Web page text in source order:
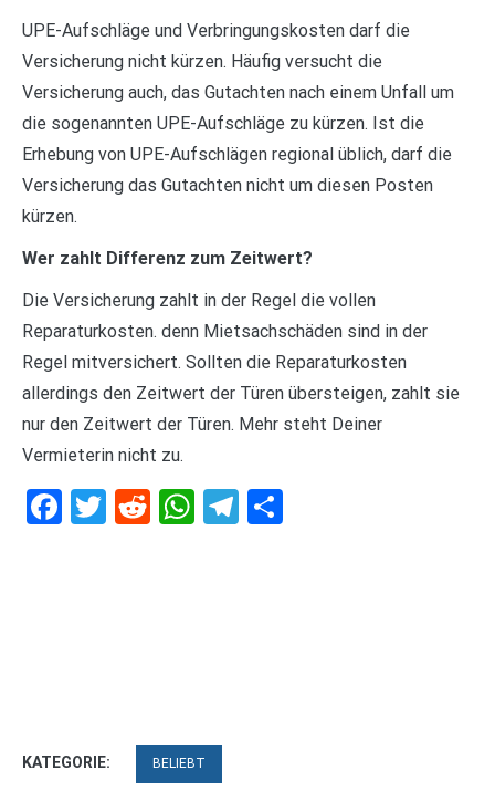
UPE-Aufschläge und Verbringungskosten darf die
Versicherung nicht kürzen. Häufig versucht die
Versicherung auch, das Gutachten nach einem Unfall um
die sogenannten UPE-Aufschläge zu kürzen. Ist die
Erhebung von UPE-Aufschlägen regional üblich, darf die
Versicherung das Gutachten nicht um diesen Posten
kürzen.
Wer zahlt Differenz zum Zeitwert?
Die Versicherung zahlt in der Regel die vollen
Reparaturkosten. denn Mietsachschäden sind in der
Regel mitversichert. Sollten die Reparaturkosten
allerdings den Zeitwert der Türen übersteigen, zahlt sie
nur den Zeitwert der Türen. Mehr steht Deiner
Vermieterin nicht zu.
Facebook
Twitter
RedditWhatsApp
Telegram
KATEGORIE: BELIEBT